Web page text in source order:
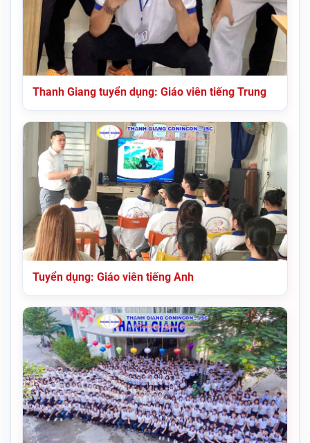
Thanh Giang tuyển dụng: Giáo viên tiếng Trung
Tuyển dụng: Giáo viên tiếng Anh